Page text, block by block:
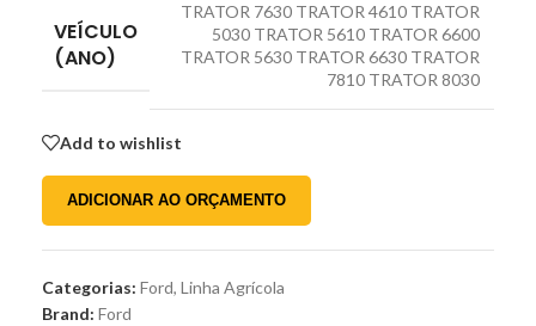
VEÍCULO
(ANO)
TRATOR 7630 TRATOR 4610 TRATOR
5030 TRATOR 5610 TRATOR 6600
TRATOR 5630 TRATOR 6630 TRATOR
7810 TRATOR 8030
Add to wishlist
ADICIONAR AO ORÇAMENTO
Categorias: Ford, Linha Agrícola
Brand: Ford